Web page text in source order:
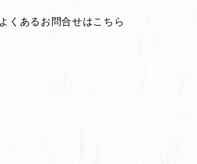
よくあるお問合せはこちら